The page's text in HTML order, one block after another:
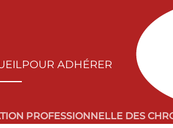
POUR ADHÉRER
PROFESSIONNELLE DES